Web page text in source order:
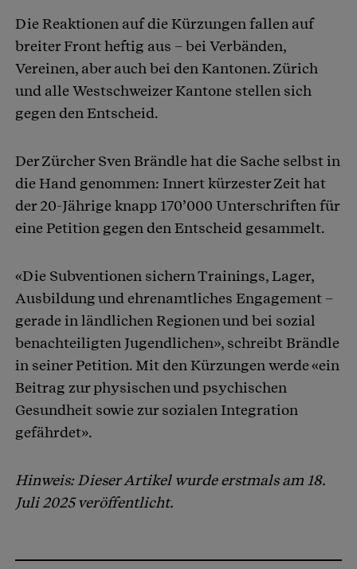
Die Reaktionen auf die Kürzungen fallen auf
breiter Front heftig aus – bei Verbänden,
Vereinen, aber auch bei den Kantonen. Zürich
und alle Westschweizer Kantone stellen sich
gegen den Entscheid.
Der Zürcher Sven Brändle hat die Sache selbst in
die Hand genommen: Innert kürzester Zeit hat
der 20-Jährige knapp 170’000 Unterschriften für
eine Petition gegen den Entscheid gesammelt.
«Die Subventionen sichern Trainings, Lager,
Ausbildung und ehrenamtliches Engagement –
gerade in ländlichen Regionen und bei sozial
benachteiligten Jugendlichen», schreibt Brändle
in seiner Petition. Mit den Kürzungen werde «ein
Beitrag zur physischen und psychischen
Gesundheit sowie zur sozialen Integration
gefährdet».
Hinweis: Dieser Artikel wurde erstmals am 18.
Juli 2025 veröffentlicht.